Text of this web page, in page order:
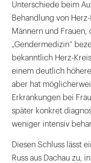
Unterschiede beim
Behandlung von
Männern und
„Gendermedizin“
bekanntlich Herz-
einem deutlich
aber hat
Erkrankungen bei
später konkret
weniger intensiv
Diesen Schluss lässt
Russ aus Dachau zu,